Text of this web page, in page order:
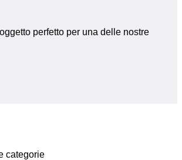
perfetto per una delle nostre
categorie